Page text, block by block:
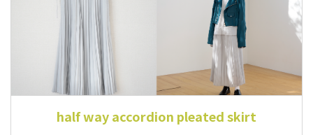
half way accordion pleated skirt